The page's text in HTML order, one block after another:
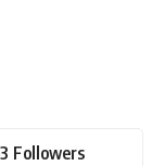
Followers